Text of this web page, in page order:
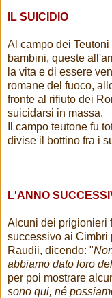
IL SUICIDIO
Al campo dei
bambini, queste
la vita e di essere
romane del fuoco,
fronte al rifiuto dei
suicidarsi in massa.
Il campo teutone fu
divise il bottino fra i
L'ANNO
Alcuni dei prigionieri
successivo ai Cimbri
Raudii, dicendo: "
abbiamo dato loro
per poi mostrare
sono qui, né